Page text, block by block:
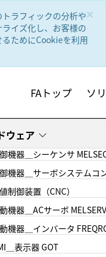
×
ラフィックの分析や
イズ化し、お客様の
ためにCookieを利用
FAトップ ソ
ウェア
機器＿シーケンサ
機器＿サーボシステムコ
制御装置（CNC）
機器＿ACサーボ
機器＿インバータ
＿表示器 GOT